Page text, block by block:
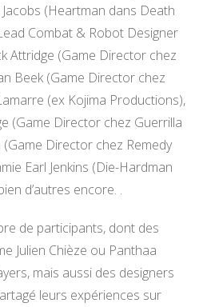
(Heartman dans Death
Combat & Robot Designer
Attridge (Game Director chez
Beek (Game Director chez
(ex Kojima Productions),
(Game Director chez Guerrilla
Director chez Remedy
Earl Jenkins (Die-Hardman
d’autres encore. .
de participants, dont des
Julien Chièze ou Panthaa
mais aussi des designers
leurs expériences sur